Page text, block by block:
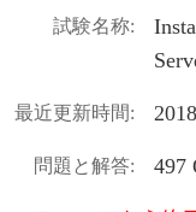
試験名称:
最近更新時間:
問題と解答: 497